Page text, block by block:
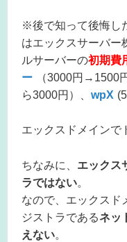
※後で知って後悔し
はエックスサーバー
ルサーバーの初期費
ー
（3000円→1500
ら3000円）、 wpX
エックスドメイン
ちなみに、 エックス
ラではない。
なので、エックスド
ジストラであるネッ
えない。